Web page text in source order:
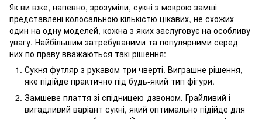
Як ви вже, напевно, зрозуміли, сукні з мокрою замші
представлені колосальною кількістю цікавих, не схожих
один на одну моделей, кожна з яких заслуговує на особливу
увагу. Найбільшим затребуваними та популярними серед
них по праву вважаються такі рішення:
Сукня футляр з рукавом три чверті. Виграшне рішення,
яке підійде практично під будь-який тип фігури.
Замшеве плаття зі спідницею-дзвоном. Грайливий і
вигадливий варіант сукні, який оптимально підійде для